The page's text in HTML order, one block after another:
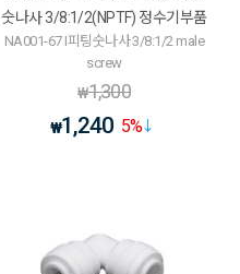
숫나사 3/8:1/2(NPTF) 정수기부품
NA001-67 I피팅숫나사 3/8:1/2 male
screw
₩1,300
₩1,240 5%